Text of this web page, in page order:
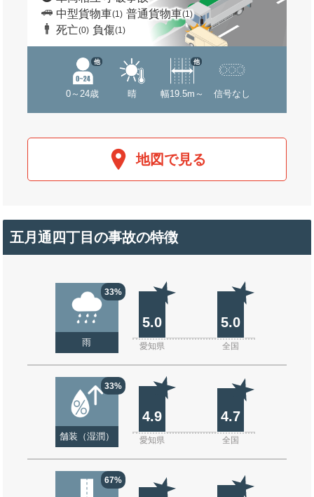
中型貨物車(1) 普通貨物車(1)
死亡(0) 負傷(1)
0～24歳
他
晴 幅19.5m～
他
信号なし
地図で見る
五月通四丁目の事故の特徴
33%
雨
5.0 5.0
愛知県 全国
33%
舗装（湿潤）
4.9 4.7
愛知県 全国
67%